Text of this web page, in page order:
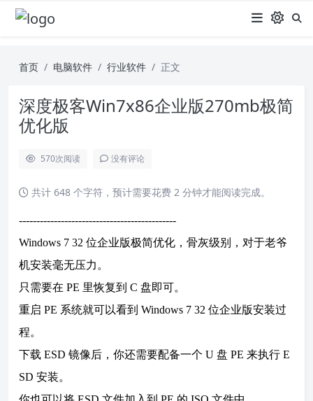
首页 电脑软件 行业软件 正文
深度极客Win7x86企业版270mb极简
优化版
570次阅读 没有评论
共计 648 个字符，预计需要花费 2 分钟才能阅读完成。
---------------------------------------------
Windows 7 32 位企业版极简优化，骨灰级别，对于老爷
机安装毫无压力。
只需要在 PE 里恢复到 C 盘即可。
重启 PE 系统就可以看到 Windows 7 32 位企业版安装过
程。
下载 ESD 镜像后，你还需要配备一个 U 盘 PE 来执行 E
SD 安装。